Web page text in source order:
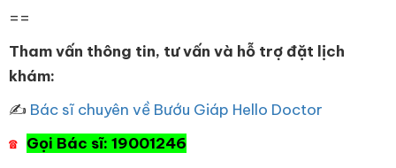
==
Tham vấn thông tin, tư vấn và hỗ trợ đặt lịch
khám:
✍ Bác sĩ chuyên về Bướu Giáp Hello Doctor
☎ Gọi Bác sĩ: 19001246